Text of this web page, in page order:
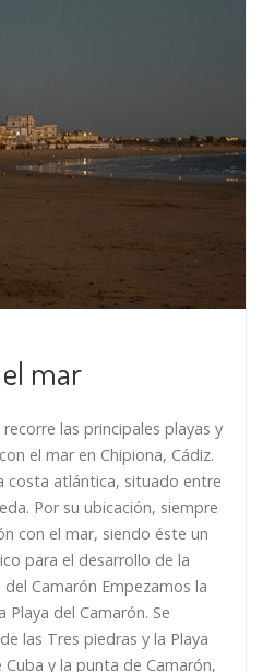
mar
las principales playas y
el mar en Chipiona, Cádiz.
costa atlántica, situado entre
Por su ubicación, siempre
con el mar, siendo éste un
para el desarrollo de la
Camarón Empezamos la
Playa del Camarón. Se
las Tres piedras y la Playa
y la punta de Camarón,